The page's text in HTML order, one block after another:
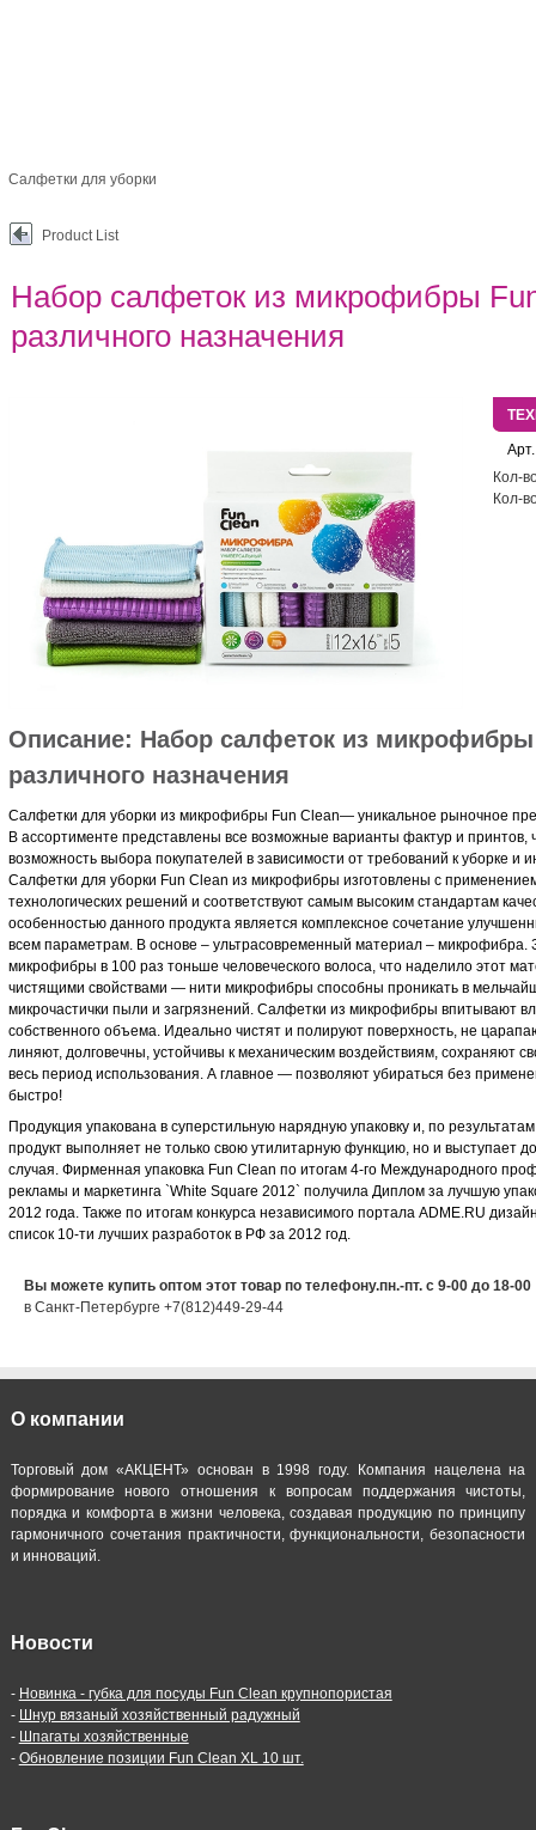
Салфетки для уборки
Product List
Набор салфеток из микрофибры
различного назначения
Арт.
Кол-
Кол-
Описание: Набор салфеток из микрофибры
различного назначения
Салфетки для уборки из микрофибры Fun Clean— уникальное рыночное
В ассортименте представлены все возможные варианты фактур и принтов,
возможность выбора покупателей в зависимости от требований к уборке и
Салфетки для уборки Fun Clean из микрофибры изготовлены с
технологических решений и соответствуют самым высоким стандартам
особенностью данного продукта является комплексное сочетание
всем параметрам. В основе – ультрасовременный материал – микрофибра.
микрофибры в 100 раз тоньше человеческого волоса, что наделило этот
чистящими свойствами — нити микрофибры способны проникать в
микрочастички пыли и загрязнений. Салфетки из микрофибры впитывают
собственного объема. Идеально чистят и полируют поверхность, не
линяют, долговечны, устойчивы к механическим воздействиям, сохраняют
весь период использования. А главное — позволяют убираться без
быстро!
Продукция упакована в суперстильную нарядную упаковку и, по
продукт выполняет не только свою утилитарную функцию, но и выступает
случая. Фирменная упаковка Fun Clean по итогам 4-го Международного
рекламы и маркетинга `White Square 2012` получила Диплом за лучшую
2012 года. Также по итогам конкурса независимого портала ADME.RU
список 10-ти лучших разработок в РФ за 2012 год.
Вы можете купить оптом этот товар по телефону.пн.-пт. с 9-00 до 18-00
в Санкт-Петербурге +7(812)449-29-44
О компании
Торговый дом «АКЦЕНТ» основан в 1998 году. Компания нацелена на
формирование нового отношения к вопросам поддержания чистоты,
порядка и комфорта в жизни человека, создавая продукцию по принципу
гармоничного сочетания практичности, функциональности, безопасности
и инноваций.
Новости
- Новинка - губка для посуды Fun Clean крупнопористая
- Шнур вязаный хозяйственный радужный
- Шпагаты хозяйственные
- Обновление позиции Fun Clean XL 10 шт.